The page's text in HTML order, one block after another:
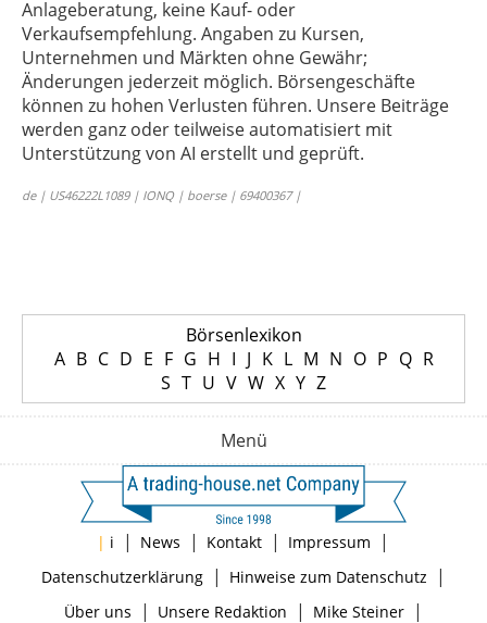
Anlageberatung, keine Kauf- oder
Verkaufsempfehlung. Angaben zu Kursen,
Unternehmen und Märkten ohne Gewähr;
Änderungen jederzeit möglich. Börsengeschäfte
können zu hohen Verlusten führen. Unsere Beiträge
werden ganz oder teilweise automatisiert mit
Unterstützung von AI erstellt und geprüft.
de | US46222L1089 | IONQ | boerse | 69400367 |
Börsenlexikon
A B C D E F G H I J K L M N O P Q R
S T U V W X Y Z
Menü
| i | News | Kontakt | Impressum |
Datenschutzerklärung| Hinweise zum Datenschutz |
Über uns | Unsere Redaktion | Mike Steiner|